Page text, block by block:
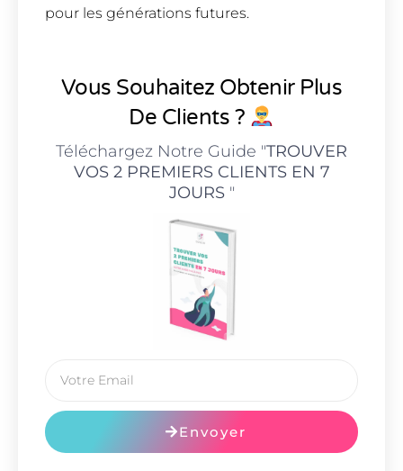
pour les générations futures.
Vous Souhaitez Obtenir Plus
De Clients ?
Téléchargez Notre Guide "TROUVER
VOS 2 PREMIERS CLIENTS EN 7
JOURS"
Envoyer